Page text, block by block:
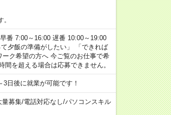
番 7:00～16:00 遅番 10:00～19:00
夕飯の準備がしたい」 「できれば
ク希望の方へ 今ご覧のお仕事で希
を超える場合は応募できません。
日後に就業が可能です！
量募集/電話対応なし/パソコンスキル